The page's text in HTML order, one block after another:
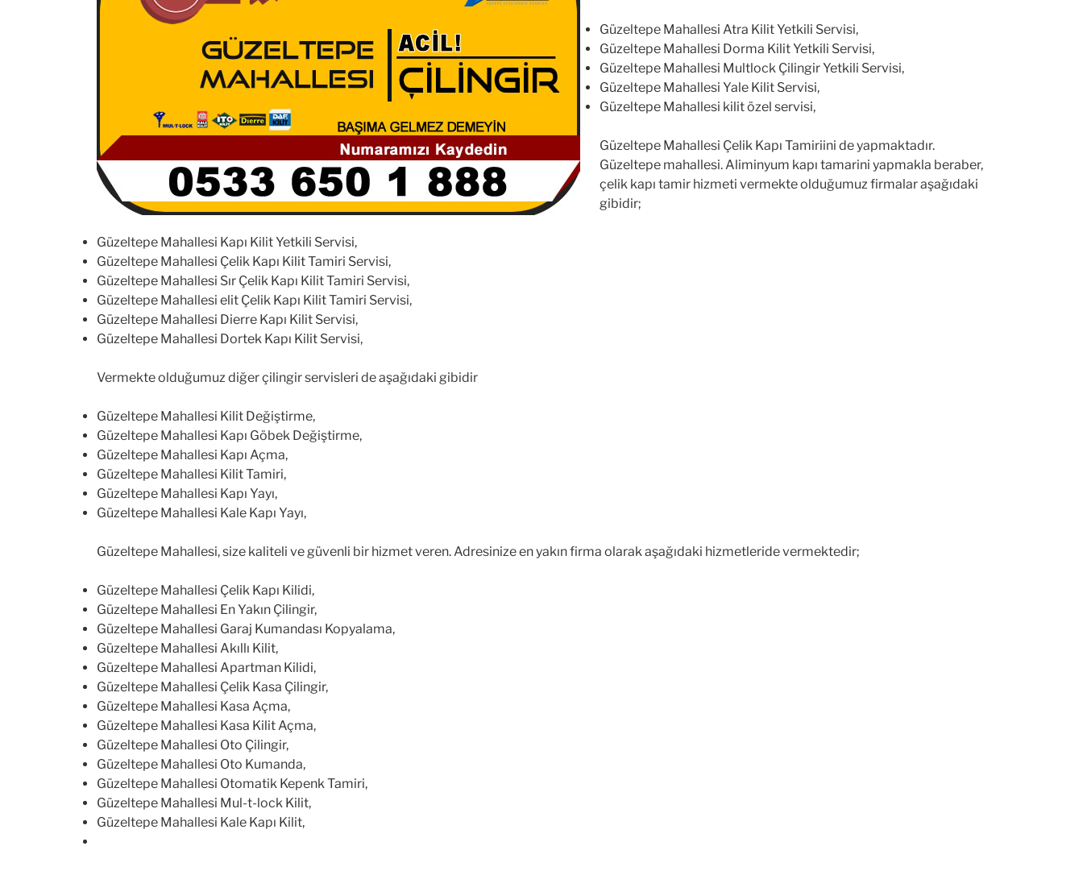
Güzeltepe Mahallesi Atra Kilit Yetkili Servisi,
Güzeltepe Mahallesi Dorma Kilit Yetkili Servisi,
Güzeltepe Mahallesi Multlock Çilingir Yetkili Servisi,
Güzeltepe Mahallesi Yale Kilit Servisi,
Güzeltepe Mahallesi kilit özel servisi,
Güzeltepe Mahallesi Çelik Kapı Tamiriini de yapmaktadır.
Güzeltepe mahallesi. Aliminyum kapı tamarini yapmakla beraber,
çelik kapı tamir hizmeti vermekte olduğumuz firmalar aşağıdaki
gibidir;
Güzeltepe Mahallesi Kapı Kilit Yetkili Servisi,
Güzeltepe Mahallesi Çelik Kapı Kilit Tamiri Servisi,
Güzeltepe Mahallesi Sır Çelik Kapı Kilit Tamiri Servisi,
Güzeltepe Mahallesi elit Çelik Kapı Kilit Tamiri Servisi,
Güzeltepe Mahallesi Dierre Kapı Kilit Servisi,
Güzeltepe Mahallesi Dortek Kapı Kilit Servisi,
Vermekte olduğumuz diğer çilingir servisleri de aşağıdaki gibidir
Güzeltepe Mahallesi Kilit Değiştirme,
Güzeltepe Mahallesi Kapı Göbek Değiştirme,
Güzeltepe Mahallesi Kapı Açma,
Güzeltepe Mahallesi Kilit Tamiri,
Güzeltepe Mahallesi Kapı Yayı,
Güzeltepe Mahallesi Kale Kapı Yayı,
Güzeltepe Mahallesi, size kaliteli ve güvenli bir hizmet veren. Adresinize en yakın firma olarak aşağıdaki hizmetleride vermektedir;
Güzeltepe Mahallesi Çelik Kapı Kilidi,
Güzeltepe Mahallesi En Yakın Çilingir,
Güzeltepe Mahallesi Garaj Kumandası Kopyalama,
Güzeltepe Mahallesi Akıllı Kilit,
Güzeltepe Mahallesi Apartman Kilidi,
Güzeltepe Mahallesi Çelik Kasa Çilingir,
Güzeltepe Mahallesi Kasa Açma,
Güzeltepe Mahallesi Kasa Kilit Açma,
Güzeltepe Mahallesi Oto Çilingir,
Güzeltepe Mahallesi Oto Kumanda,
Güzeltepe Mahallesi Otomatik Kepenk Tamiri,
Güzeltepe Mahallesi Mul-t-lock Kilit,
Güzeltepe Mahallesi Kale Kapı Kilit,